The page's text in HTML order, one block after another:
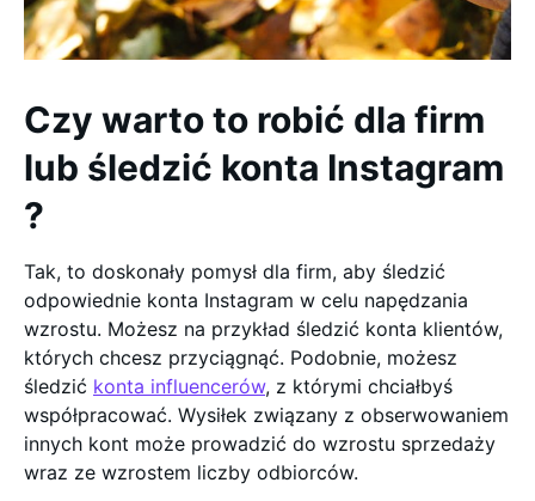
Czy warto to robić dla firm
lub śledzić konta Instagram
?
Tak, to doskonały pomysł dla firm, aby śledzić
odpowiednie konta Instagram w celu napędzania
wzrostu. Możesz na przykład śledzić konta klientów,
których chcesz przyciągnąć. Podobnie, możesz
śledzić konta influencerów, z którymi chciałbyś
współpracować. Wysiłek związany z obserwowaniem
innych kont może prowadzić do wzrostu sprzedaży
wraz ze wzrostem liczby odbiorców.